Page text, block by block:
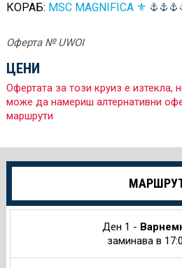
КОРАБ: MSC MAGNIFICA ⚜
Оферта № UWOI
ЦЕНИ
Офертата за този круиз е изтекла,
може да намериш алтернативни
маршрути
Още
за
Ден 1 -
заминава в